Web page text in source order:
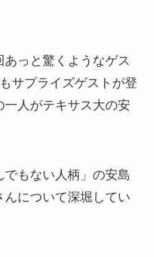
っと驚くようなゲス
サプライズゲストが登
人がテキサス大の安
もない人柄」の安島
について深堀してい